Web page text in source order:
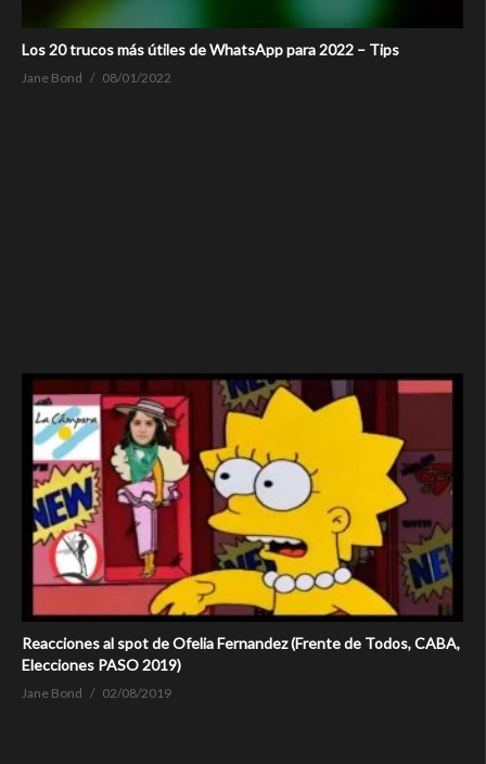
Los 20 trucos más útiles de WhatsApp para 2022 – Tips
Jane Bond 08/01/2022
Reacciones al spot de Ofelia Fernandez (Frente de Todos, CABA,
Elecciones PASO 2019)
Jane Bond 02/08/2019